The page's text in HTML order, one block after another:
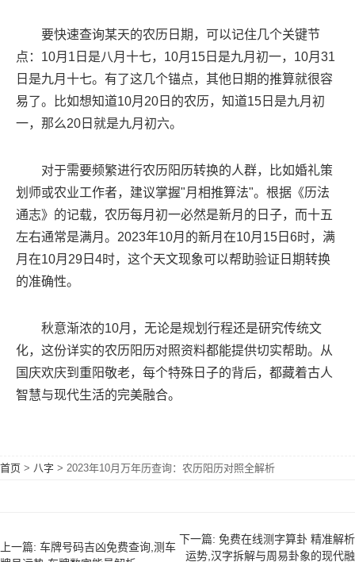
要快速查询某天的农历日期，可以记住几个关键节
点：10月1日是八月十七，10月15日是九月初一，10月31
日是九月十七。有了这几个锚点，其他日期的推算就很容
易了。比如想知道10月20日的农历，知道15日是九月初
一，那么20日就是九月初六。
对于需要频繁进行农历阳历转换的人群，比如婚礼策
划师或农业工作者，建议掌握"月相推算法"。根据《历法
通志》的记载，农历每月初一必然是新月的日子，而十五
左右通常是满月。2023年10月的新月在10月15日6时，满
月在10月29日4时，这个天文现象可以帮助验证日期转换
的准确性。
秋意渐浓的10月，无论是规划行程还是研究传统文
化，这份详实的农历阳历对照资料都能提供切实帮助。从
国庆欢庆到重阳敬老，每个特殊日子的背后，都藏着古人
智慧与现代生活的完美融合。
首页 > 八字 > 2023年10月万年历查询：农历阳历对照全解析
上一篇: 车牌号码吉凶免费查询,测车
下一篇: 免费在线测字算卦 精准解析
运势,汉字拆解与周易卦象的现代融